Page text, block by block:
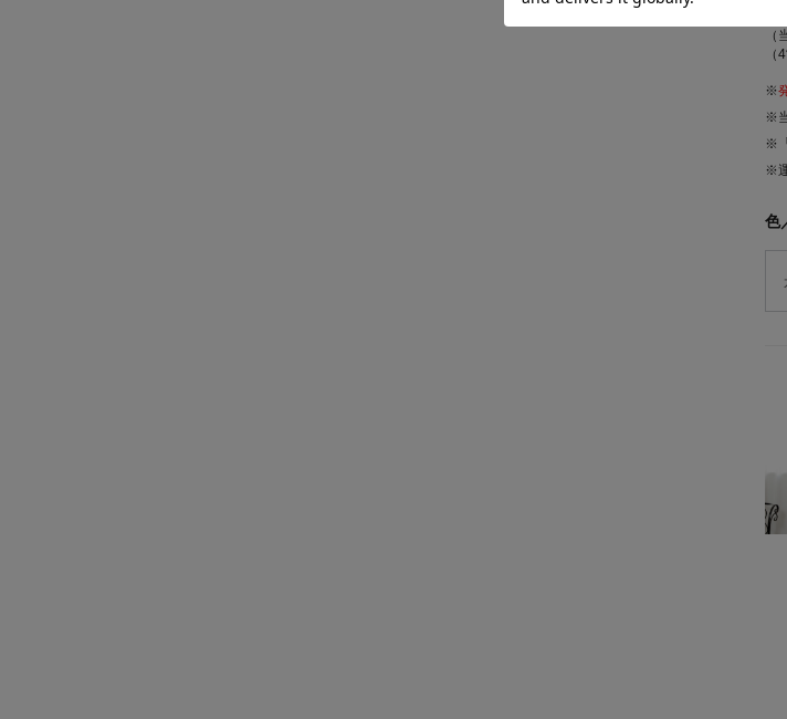
※
※
※
※
色